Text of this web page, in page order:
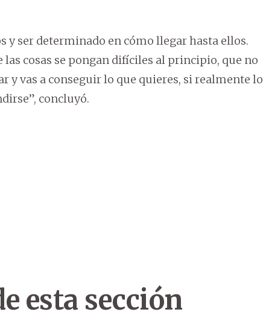
y ser determinado en cómo llegar hasta ellos.
cosas se pongan difíciles al principio, que no
y vas a conseguir lo que quieres, si realmente lo
concluyó.
esta sección